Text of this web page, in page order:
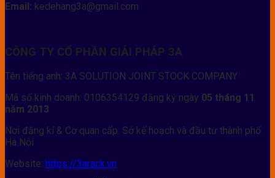
Email: kedehang3a@gmail.com
CÔNG TY CỔ PHẦN GIẢI PHÁP 3A
Tên tiếng anh: 3A SOLUTION JOINT STOCK COMPANY
Mã số kinh doanh: 0106354129 đăng ký ngày 05 tháng 11
năm 2013
Nơi đăng kí & Cơ quan cấp: Sở kế hoạch và đầu tư thành phố
Hà Nội
Website: https://3arack.vn